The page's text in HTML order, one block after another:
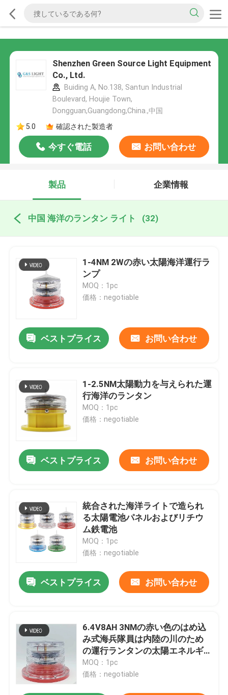
Shenzhen Green Source Light Equipment
Co., Ltd.
Buiding A, No.138, Santun Industrial
Boulevard, Houjie Town,
Dongguan,Guangdong,China.,中国
5.0
確認された製造者
今すぐ電話 お問い合わせ
製品 企業情報
中国 海洋のランタン ライト (32)
1-4NM 2Wの赤い太陽海洋運行ラ
ンプ
MOQ：1pc
価格：negotiable
ベストプライス お問い合わせ
1-2.5NM太陽動力を与えられた運
行海洋のランタン
MOQ：1pc
価格：negotiable
ベストプライス お問い合わせ
統合された海洋ライトで造られ
る太陽電池パネルおよびリチウ
ム鉄電池
MOQ：1pc
価格：negotiable
ベストプライス お問い合わせ
6.4V8AH 3NMの赤い色のはめ込
み式海兵隊員は内陸の川のため
の運行ランタンの太陽エネルギ
ーに助ける
MOQ：1pc
価格：negotiable